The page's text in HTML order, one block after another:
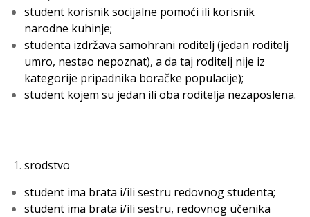
student korisnik socijalne pomoći ili korisnik
narodne kuhinje;
studenta izdržava samohrani roditelj (jedan roditelj
umro, nestao nepoznat), a da taj roditelj nije iz
kategorije pripadnika boračke populacije);
student kojem su jedan ili oba roditelja nezaposlena.
srodstvo
student ima brata i/ili sestru redovnog studenta;
student ima brata i/ili sestru, redovnog učenika